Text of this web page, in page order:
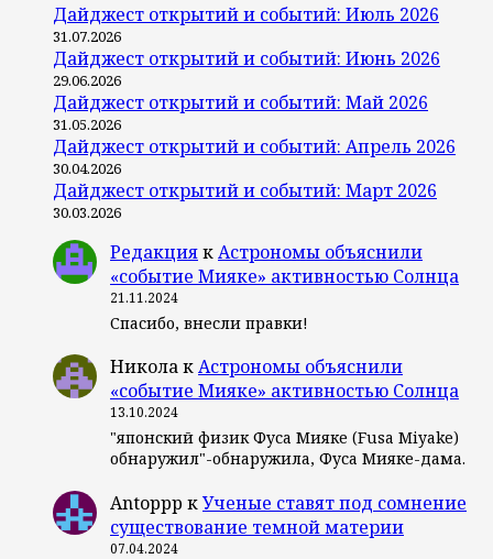
Дайджест открытий и событий: Июль 2026
31.07.2026
Дайджест открытий и событий: Июнь 2026
29.06.2026
Дайджест открытий и событий: Май 2026
31.05.2026
Дайджест открытий и событий: Апрель 2026
30.04.2026
Дайджест открытий и событий: Март 2026
30.03.2026
РедакциякАстрономы объяснили
«событие Мияке» активностью Солнца
21.11.2024
Спасибо, внесли правки!
НиколакАстрономы объяснили
«событие Мияке» активностью Солнца
13.10.2024
"японский физик Фуса Мияке (Fusa Miyake)
обнаружил"-обнаружила, Фуса Мияке-дама.
Antoppp кУченые ставят под сомнение
существование темной материи
07.04.2024